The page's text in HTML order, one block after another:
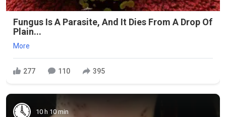
Fungus Is A Parasite, And It Dies From A Drop Of
Plain...
More
277 110 395
10 h 10 min